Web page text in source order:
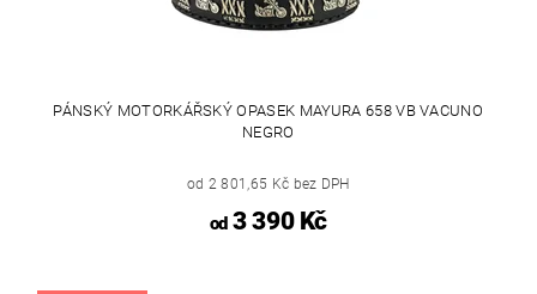
PÁNSKÝ MOTORKÁŘSKÝ OPASEK MAYURA 658 VB VACUNO
NEGRO
od 2 801,65 Kč bez DPH
od3 390 Kč